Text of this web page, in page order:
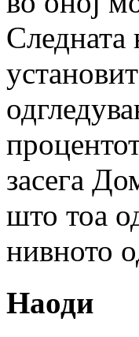
Следната
засега
што тоа
нивното
Наоди